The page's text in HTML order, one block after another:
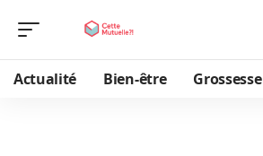
Actualité Bien-être Grossesse